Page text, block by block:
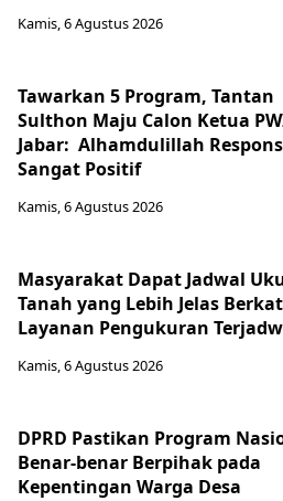
Kamis, 6 Agustus 2026
Tawarkan 5 Program, Tantan
Sulthon Maju Calon Ketua
Jabar: Alhamdulillah
Sangat Positif
Kamis, 6 Agustus 2026
Masyarakat Dapat Jadwal
Tanah yang Lebih Jelas Berkat
Layanan Pengukuran
Kamis, 6 Agustus 2026
DPRD Pastikan Program
Benar-benar Berpihak pada
Kepentingan Warga Desa